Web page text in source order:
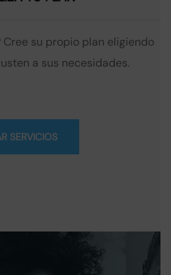
su propio plan eligiendo
a sus necesidades.
SERVICIOS
de detección y
cualquier acción que
de otros usuarios.
Los cambios
esta misma sección para